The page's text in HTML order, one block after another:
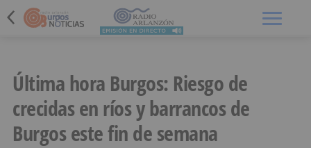
Última hora Burgos: Riesgo de
crecidas en ríos y barrancos de
Burgos este fin de semana